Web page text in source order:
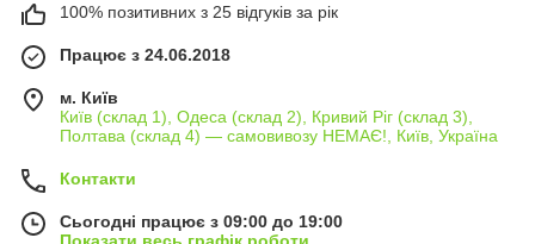
100% позитивних з 25 відгуків за рік
Працює з 24.06.2018
м. Київ
Київ (склад 1), Одеса (склад 2), Кривий Ріг (склад 3),
Полтава (склад 4) — самовивозу НЕМАЄ!, Київ, Україна
Контакти
Сьогодні працює з 09:00 до 19:00